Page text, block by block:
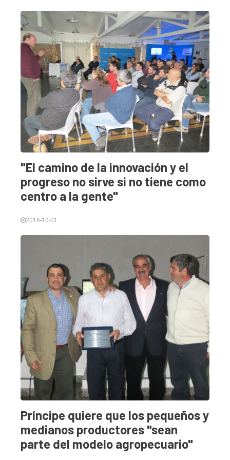
"El camino de la innovación y el
progreso no sirve si no tiene como
centro a la gente"
2016-10-01
Príncipe quiere que los pequeños y
medianos productores "sean
parte del modelo agropecuario"